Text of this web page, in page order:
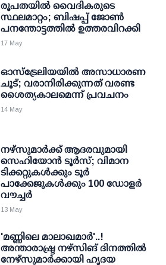
രൂപതയിൽ വൈദികരുടെ
സ്ഥലമാറ്റം; ബിഷപ്പ് ജോൺ
പനന്തോട്ടത്തിൽ ഉത്തരവിറക്കി
17 May
ഓസ്‌ട്രേലിയയിൽ അസാധാരണ
ചൂട്; വരാനിരിക്കുന്നത് വരണ്ട
ശൈത്യകാലമെന്ന് പ്രവചനം
14 May
നഴ്സുമാർക്ക് ആദരവുമായി
സെഹിയോൻ ടൂർസ്; വിമാന
ടിക്കറ്റുകൾക്കും ടൂർ
പാക്കേജുകൾക്കും 100 ഡോളർ
വൗച്ചർ
13 May
'മണ്ണിലെ മാലാഖമാര്‍'..!
അന്താരാഷ്ട്ര നഴ്‌സിങ് ദിനത്തില്‍
നേഴ്‌സുമാര്‍ക്കായി ഹൃദയ